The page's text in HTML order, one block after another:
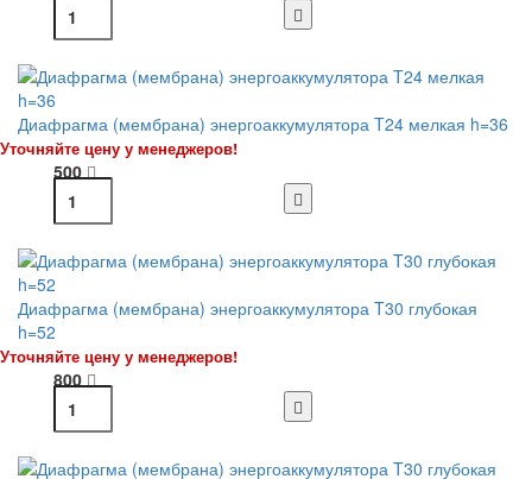
Диафрагма (мембрана) энергоаккумулятора T24 мелкая h=36
Уточняйте цену у менеджеров!
500
Диафрагма (мембрана) энергоаккумулятора T30 глубокая
h=52
Уточняйте цену у менеджеров!
800